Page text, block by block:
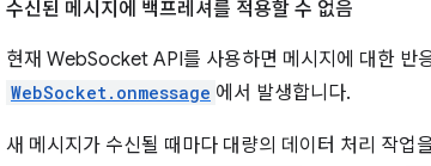
수신된 메시지에 백프레셔를 적용할 수 없음
현재 WebSocket API를 사용하면 메시지에 대한 반
WebSocket.onmessage 에서 발생합니다.
새 메시지가 수신될 때마다 대량의 데이터 처리 작업